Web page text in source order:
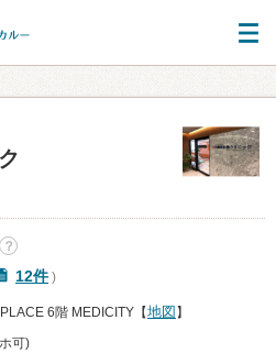
？
12件)
6階 MEDICITY【地図 】
可)